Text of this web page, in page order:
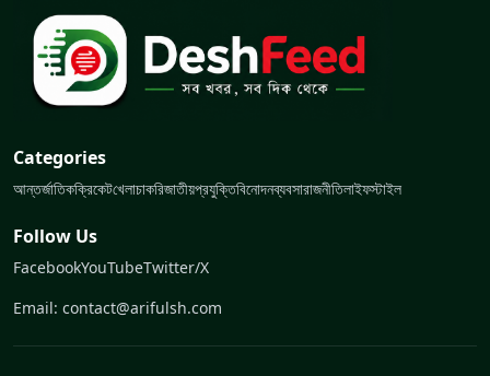
Categories
আন্তর্জাতিকক্রিকেটখেলাচাকরিজাতীয়প্রযুক্তিবিনোদনব্যবসারাজনীতিলাইফস্টাইল
Follow Us
FacebookYouTubeTwitter/X
Email: contact@arifulsh.com